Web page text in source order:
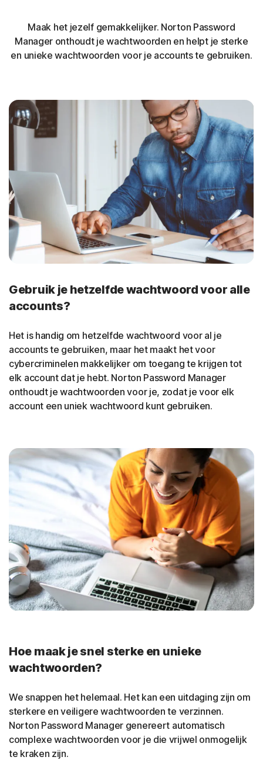
Maak het jezelf gemakkelijker. Norton Password
Manager onthoudt je wachtwoorden en helpt je sterke
en unieke wachtwoorden voor je accounts te gebruiken.
Gebruik je hetzelfde wachtwoord voor alle
accounts?
Het is handig om hetzelfde wachtwoord voor al je
accounts te gebruiken, maar het maakt het voor
cybercriminelen makkelijker om toegang te krijgen tot
elk account dat je hebt. Norton Password Manager
onthoudt je wachtwoorden voor je, zodat je voor elk
account een uniek wachtwoord kunt gebruiken.
Hoe maak je snel sterke en unieke
wachtwoorden?
We snappen het helemaal. Het kan een uitdaging zijn om
sterkere en veiligere wachtwoorden te verzinnen.
Norton Password Manager genereert automatisch
complexe wachtwoorden voor je die vrijwel onmogelijk
te kraken zijn.